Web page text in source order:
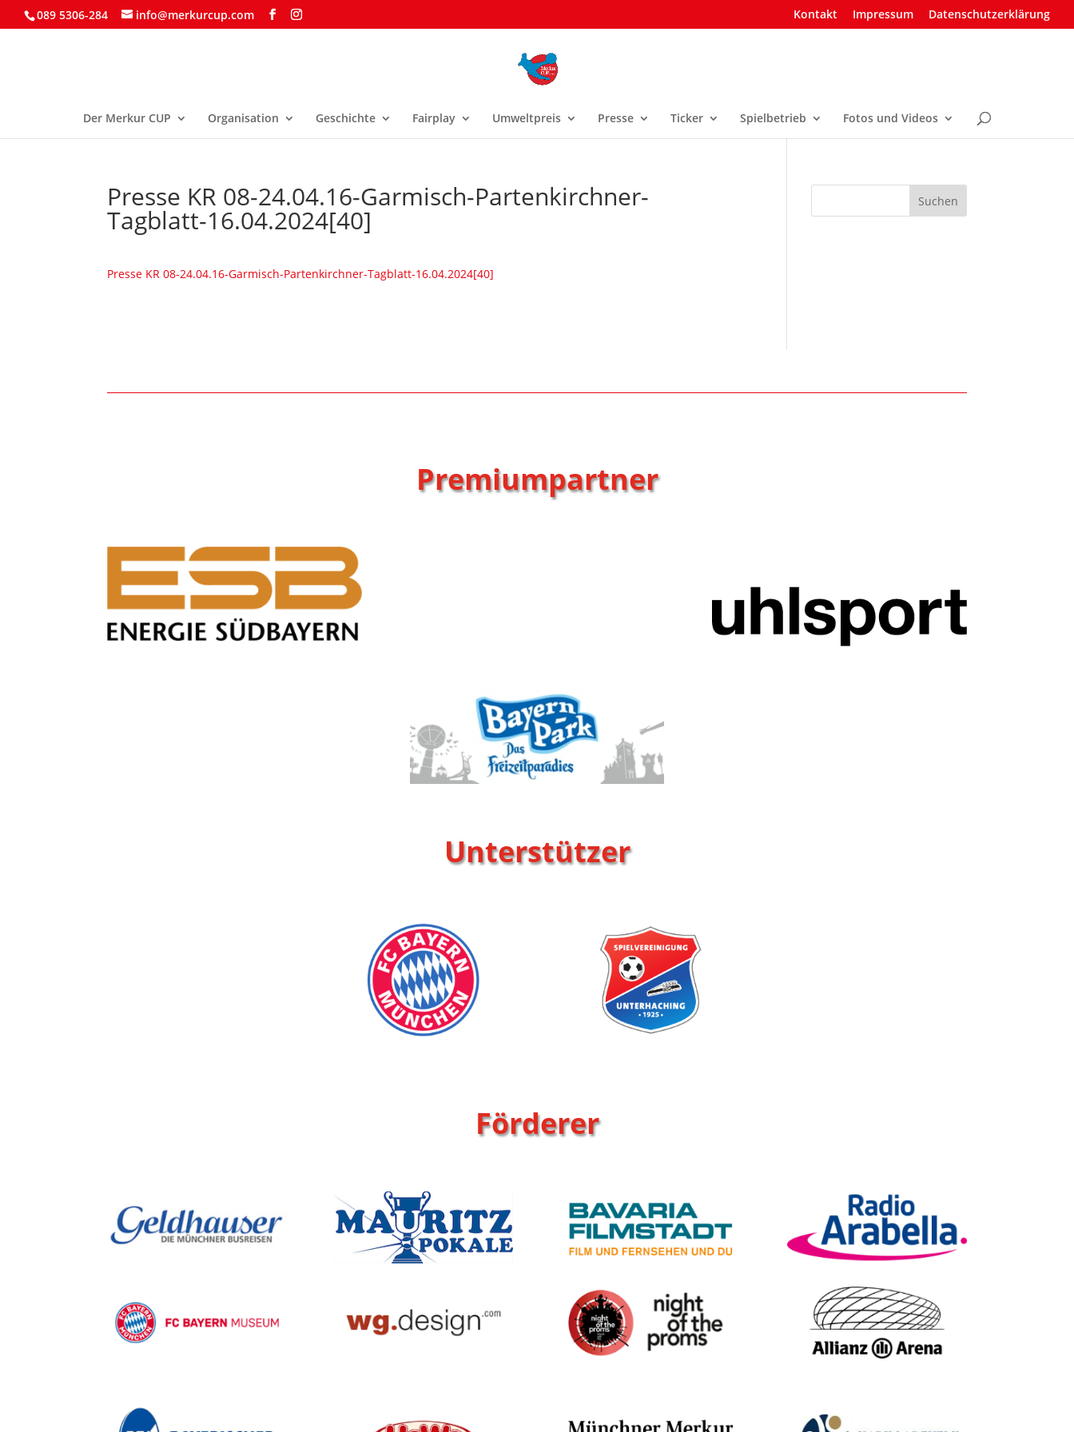
089 5306-284 info@merkurcup.com Kontakt Impressum Datenschutzerklärung
Der Merkur CUP Organisation Geschichte Fairplay Umweltpreis Presse Ticker Spielbetrieb Fotos und Videos
Presse KR 08-24.04.16-Garmisch-Partenkirchner-
Tagblatt-16.04.2024[40]
Presse KR 08-24.04.16-Garmisch-Partenkirchner-Tagblatt-16.04.2024[40]
Suchen
Premiumpartner
Unterstützer
Förderer